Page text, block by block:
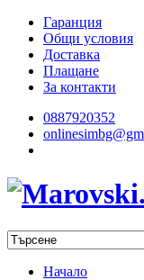
Гаранция
Общи условия
Доставка
Плащане
За контакти
0887920352
Начало